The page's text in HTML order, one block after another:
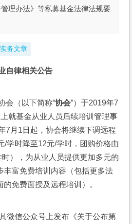
管理办法》等私募基金法律法规要
务文章
自律相关公告
会（以下简称“协会”）于2019年7
就基金从业人员后续培训管理事
7月1日起，协会将继续下调远程
/学时降至12元/学时，团购价格由
），为从业人员提供更加多元的
丰富免费培训内容（包括更多法
免费面授及远程培训）。